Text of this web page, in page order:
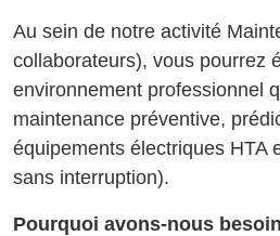
Au sein de notre activité
collaborateurs), vous pourrez
environnement professionnel
maintenance préventive,
équipements électriques HTA
sans interruption).
Pourquoi avons-nous